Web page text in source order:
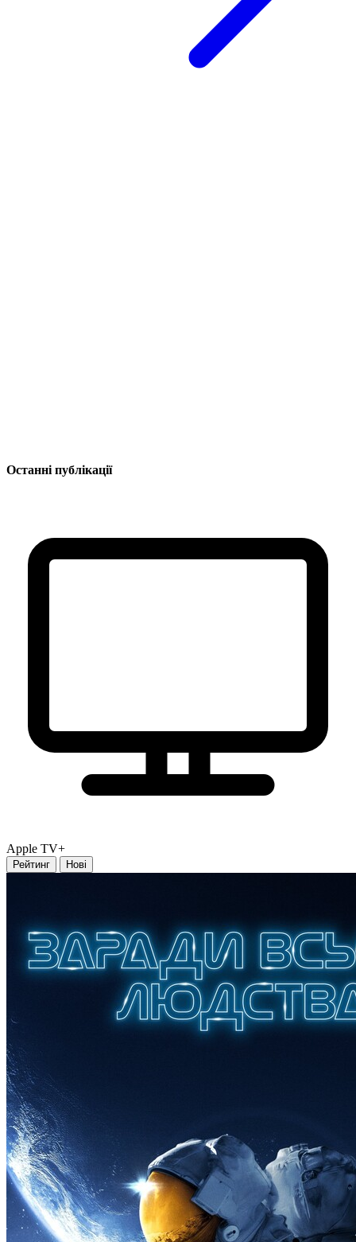
Останні публікації
Apple TV+
Рейтинг Нові